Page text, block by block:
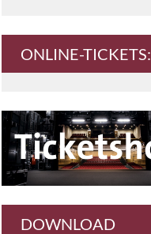
ONLINE-TICKETS:
DOWNLOAD